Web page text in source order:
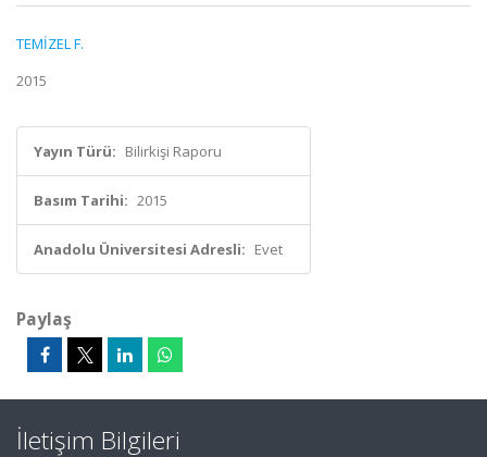
TEMİZEL F.
2015
Yayın Türü: Bilirkişi Raporu
Basım Tarihi: 2015
Anadolu Üniversitesi Adresli: Evet
Paylaş
İletişim Bilgileri